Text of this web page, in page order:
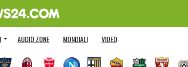
AUDIO ZONE MONDIALI VIDEO